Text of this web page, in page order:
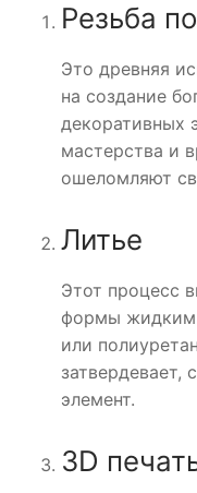
Резьба
Это древняя
на создание
декоративных
мастерства и
ошеломляют
Литье
Этот процесс
формы жидким
или
затвердевает,
элемент.
3D